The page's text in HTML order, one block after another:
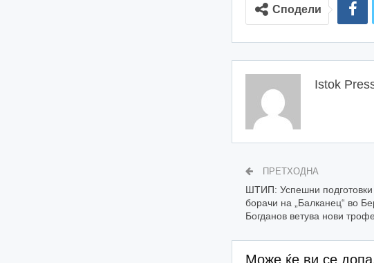
Сподели
Istok
ПРЕТХОДНА
ШТИП: Успешни
борачи на „Балканец“ во
Богданов ветува нови
Може ќе ви се